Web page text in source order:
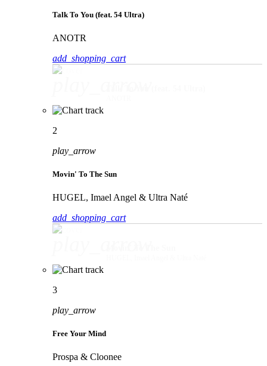
Talk To You (feat. 54 Ultra)
ANOTR
add_shopping_cart
2
play_arrow
Movin' To The Sun
HUGEL, Imael Angel & Ultra Naté
add_shopping_cart
3
play_arrow
Free Your Mind
Prospa & Cloonee